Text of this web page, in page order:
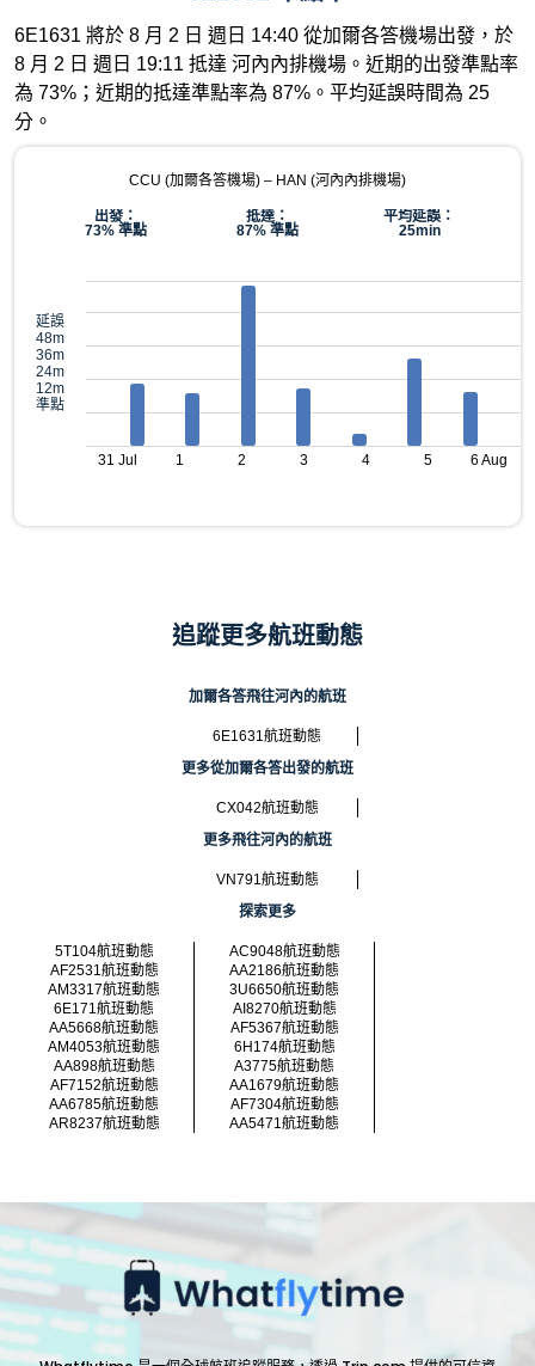
6E1631 將於 8 月 2 日 週日 14:40 從加爾各答機場出發，於
8 月 2 日 週日 19:11 抵達 河內內排機場。近期的出發準點率
為 73%；近期的抵達準點率為 87%。平均延誤時間為 25
分。
CCU (加爾各答機場) – HAN (河內內排機場)
出發：
73% 準點
抵達：
87% 準點
平均延誤：
25min
延誤
48m
36m
24m
12m
準點
31 Jul 1 2 3 4 5 6 Aug
追蹤更多航班動態
加爾各答飛往河內的航班
6E1631航班動態
更多從加爾各答出發的航班
CX042航班動態
更多飛往河內的航班
VN791航班動態
探索更多
5T104航班動態
AC9048航班動態
AF2531航班動態
AA2186航班動態
AM3317航班動態
3U6650航班動態
6E171航班動態
AI8270航班動態
AA5668航班動態
AF5367航班動態
AM4053航班動態
6H174航班動態
AA898航班動態
A3775航班動態
AF7152航班動態
AA1679航班動態
AA6785航班動態
AF7304航班動態
AR8237航班動態
AA5471航班動態